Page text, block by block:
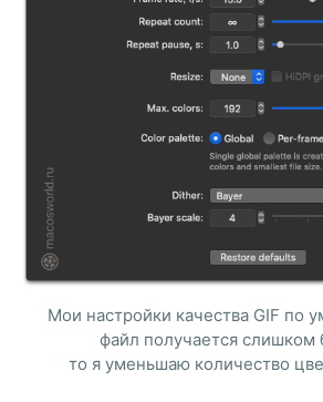
Мои настройки качества GIF по
файл получается слишком
то я уменьшаю количество